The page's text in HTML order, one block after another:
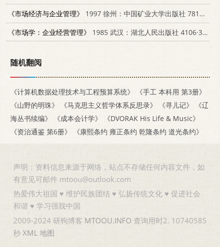
《市场经济与企业管理》
1997 徐州：中国矿业大学出版社 7810404857
《市场学：企业经营管理》
1985 武汉：湖北人民出版社 4106·371
随机翻阅
《计算机数据处理技术与工程预算系统》
《手工 本科用 第3册》
《山野的明珠》
《马克思主义哲学体系反思录》 《寻儿记》
《辽
海丛书续编》
《成本会计学》
《DVORAK His Life & Music》
《资治通鉴 第6册》
《康熙条约 雍正条约 乾隆条约 道光条约》
声明：资料信息来源于网络，站点不存储任何内容文件，如
有意见可邮件 mtoou@outlook.com
热爱伟大祖国 ♥ 维护民族团结 ♥ 弘扬传统文化 ♥ 促进社会
和谐 ♥ 学习强我中国
2009-2024 研狗博客 MTOOU.INFO 查询用时2. 10740585
秒 XML 地图